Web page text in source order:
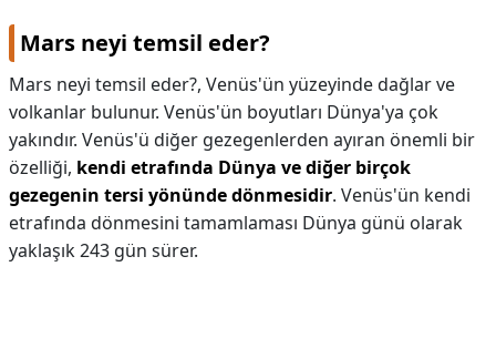
Mars neyi temsil eder?
Mars neyi temsil eder?, Venüs'ün yüzeyinde dağlar ve
volkanlar bulunur. Venüs'ün boyutları Dünya'ya çok
yakındır. Venüs'ü diğer gezegenlerden ayıran önemli bir
özelliği, kendi etrafında Dünya ve diğer birçok
gezegenin tersi yönünde dönmesidir. Venüs'ün kendi
etrafında dönmesini tamamlaması Dünya günü olarak
yaklaşık 243 gün sürer.